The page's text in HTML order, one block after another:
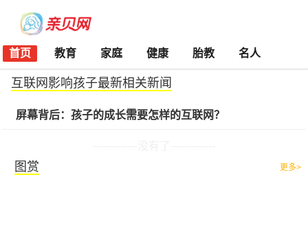
首页 教育 家庭 健康 胎教 名人
互联网影响孩子最新相关新闻
屏幕背后：孩子的成长需要怎样的互联网？
图赏 更多>